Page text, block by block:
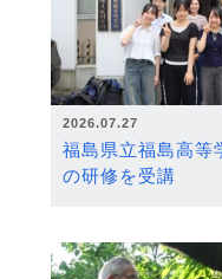
2026.07.27
福島県立福島高等
の研修を受講